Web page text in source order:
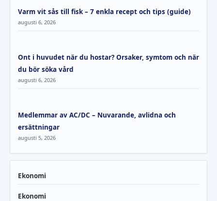
Varm vit sås till fisk – 7 enkla recept och tips (guide)
augusti 6, 2026
Ont i huvudet när du hostar? Orsaker, symtom och när
du bör söka vård
augusti 6, 2026
Medlemmar av AC/DC – Nuvarande, avlidna och
ersättningar
augusti 5, 2026
Ekonomi
Ekonomi